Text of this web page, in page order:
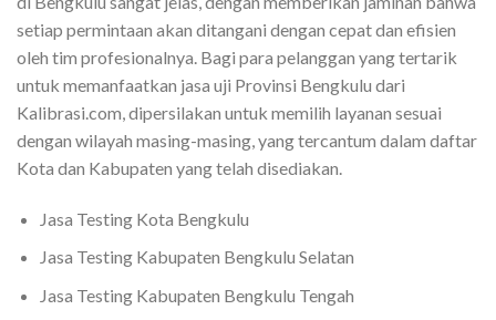
setiap permintaan akan ditangani dengan cepat dan efisien
oleh tim profesionalnya. Bagi para pelanggan yang tertarik
untuk memanfaatkan jasa uji Provinsi Bengkulu dari
Kalibrasi.com, dipersilakan untuk memilih layanan sesuai
dengan wilayah masing-masing, yang tercantum dalam daftar
Kota dan Kabupaten yang telah disediakan.
Jasa Testing Kota Bengkulu
Jasa Testing Kabupaten Bengkulu Selatan
Jasa Testing Kabupaten Bengkulu Tengah